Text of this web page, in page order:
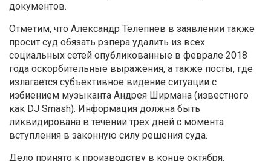
документов.
Отметим, что Александр Телепнев в заявлении также
просит суд обязать рэпера удалить из всех
социальных сетей опубликованные в феврале 2018
года оскорбительные выражения, а также посты, где
излагается субъективное видение ситуации с
избиением музыканта Андрея Ширмана (известного
как DJ Smash). Информация должна быть
ликвидирована в течении трех дней с момента
вступления в законную силу решения суда.
Дело принято к производству в конце октября.